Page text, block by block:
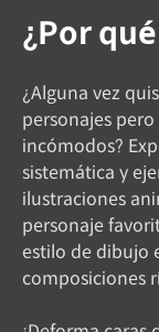
¿Por
¿Alguna vez
personajes
incómodos?
sistemática y
ilustraciones
personaje
estilo de dibujo
composiciones